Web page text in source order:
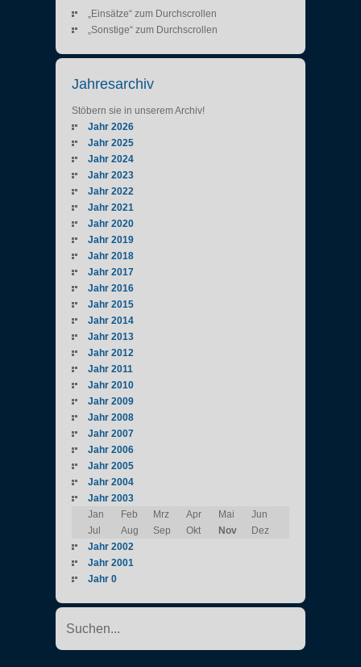
„Einsätze“ zum Durchscrollen
„Sonstige“ zum Durchscrollen
Jahresarchiv
Stöbern sie in unserem Archiv!
Jahr 2026
Jahr 2025
Jahr 2024
Jahr 2023
Jahr 2022
Jahr 2021
Jahr 2020
Jahr 2019
Jahr 2018
Jahr 2017
Jahr 2016
Jahr 2015
Jahr 2014
Jahr 2013
Jahr 2012
Jahr 2011
Jahr 2010
Jahr 2009
Jahr 2008
Jahr 2007
Jahr 2006
Jahr 2005
Jahr 2004
Jahr 2003
Jan
Feb Mrz Apr Mai
Jun
Jul
Aug Sep Okt Nov
Dez
Jahr 2002
Jahr 2001
Jahr 0